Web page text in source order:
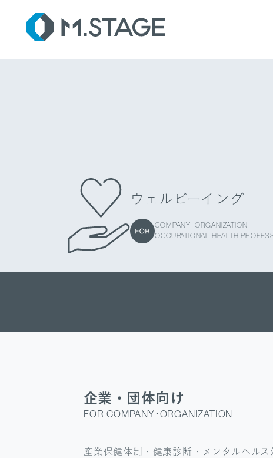
ウェルビーイング
COMPANY･ORGANIZATION
OCCUPATIONAL HEALTH
企業・団体向け
FOR COMPANY･ORGANIZATION
産業保健体制・健康診断・メンタルヘルス